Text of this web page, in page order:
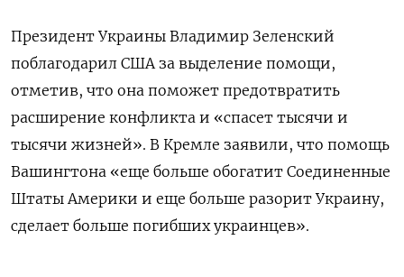
Президент Украины Владимир Зеленский
поблагодарил США за выделение помощи,
отметив, что она поможет предотвратить
расширение конфликта и «спасет тысячи и
тысячи жизней». В Кремле заявили, что помощь
Вашингтона «еще больше обогатит Соединенные
Штаты Америки и еще больше разорит Украину,
сделает больше погибших украинцев».